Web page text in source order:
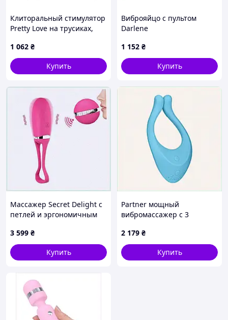
Клиторальный стимулятор
Pretty Love на трусиках,
1 062 ₴
Купить
Виброяйцо с пультом
Darlene
1 152 ₴
Купить
Массажер Secret Delight с
петлей и эргономичным
3 599 ₴
Купить
Partner мощный
вибромассажер с 3
2 179 ₴
Купить